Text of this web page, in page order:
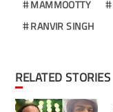
MAMMOOTTY
RANVIR SINGH
RELATED STORIES